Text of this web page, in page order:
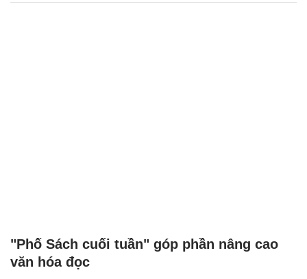
"Phố Sách cuối tuần" góp phần nâng cao
văn hóa đọc